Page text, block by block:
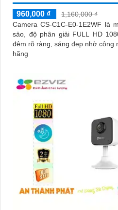
960,000 ₫
1,160,000 ₫
Camera CS-C1C-E0-1E2WF là
sảo, độ phân giải FULL HD 1080P. Hình ảnh khi
đêm rõ ràng, sáng đẹp nhờ công
hãng